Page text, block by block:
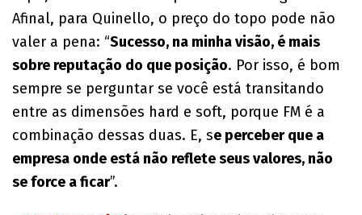
Afinal, para Quinello, o preço do topo pode não
valer a pena: “Sucesso, na minha visão, é mais
sobre reputação do que posição. Por isso, é bom
sempre se perguntar se você está transitando
entre as dimensões hard e soft, porque FM é a
combinação dessas duas. E, se perceber que a
empresa onde está não reflete seus valores, não
se force a ficar”.